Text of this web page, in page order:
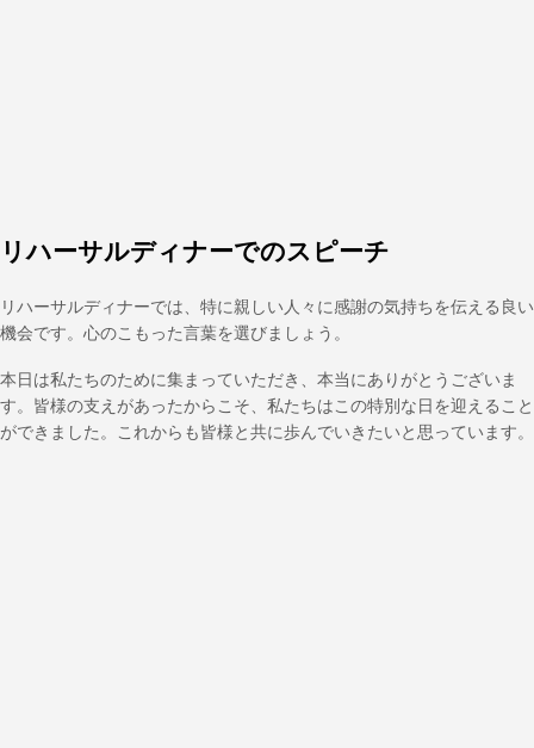
リハーサルディナーでのスピーチ
リハーサルディナーでは、特に親しい人々に感謝の気持ちを伝える良い
機会です。心のこもった言葉を選びましょう。
本日は私たちのために集まっていただき、本当にありがとうございま
す。皆様の支えがあったからこそ、私たちはこの特別な日を迎えること
ができました。これからも皆様と共に歩んでいきたいと思っています。